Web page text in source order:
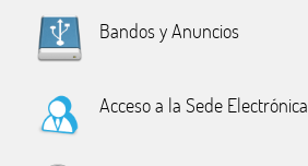
Bandos y Anuncios
Acceso a la Sede Electrónica